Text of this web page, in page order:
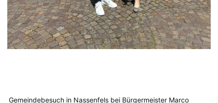
Gemeindebesuch in Nassenfels bei Bürgermeister Marco